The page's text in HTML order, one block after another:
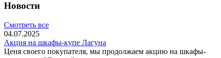
Новости
Смотреть все
04.07.2025
Акция на шкафы-купе Лагуна
Ценя своего покупателя, мы продолжаем акцию на шкафы-